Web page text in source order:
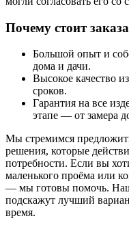
Почему стоит
Большой опыт и
дома и дачи.
Высокое качество
сроков.
Гарантия на все
этапе — от замера
Мы стремимся
решения, которые
потребности. Если вы
маленького проёма или
— мы готовы помочь.
подскажут лучший
время.